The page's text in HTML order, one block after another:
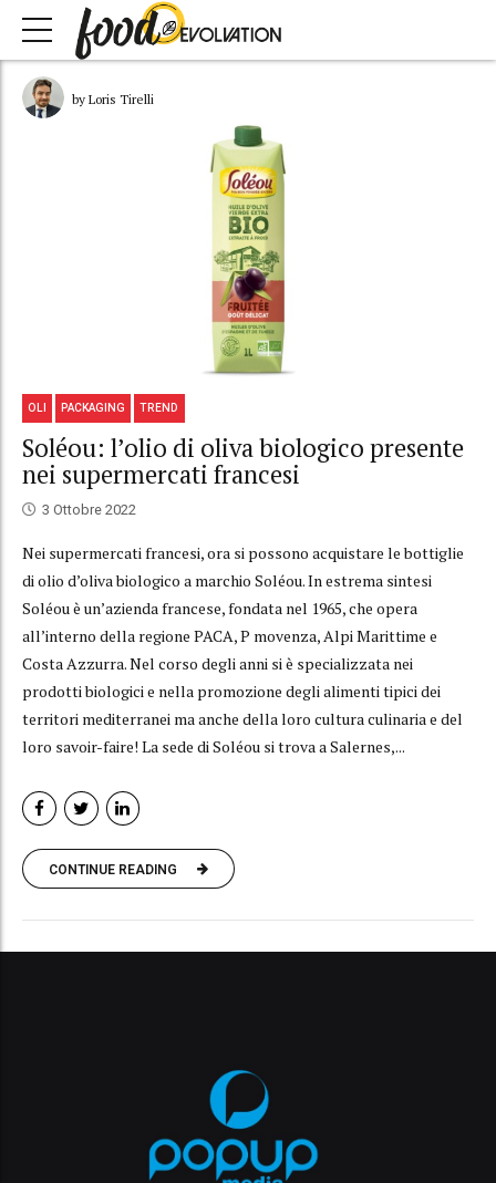
by Loris Tirelli
OLI PACKAGING TREND
Soléou: l’olio di oliva biologico presente
nei supermercati francesi
3 Ottobre 2022
Nei supermercati francesi, ora si possono acquistare le bottiglie
di olio d’oliva biologico a marchio Soléou. In estrema sintesi
Soléou è un’azienda francese, fondata nel 1965, che opera
all’interno della regione PACA, P movenza, Alpi Marittime e
Costa Azzurra. Nel corso degli anni si è specializzata nei
prodotti biologici e nella promozione degli alimenti tipici dei
territori mediterranei ma anche della loro cultura culinaria e del
loro savoir-faire! La sede di Soléou si trova a Salernes,...
CONTINUE READING